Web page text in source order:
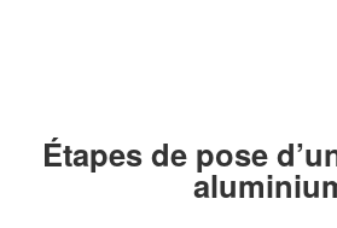
Étapes de pose